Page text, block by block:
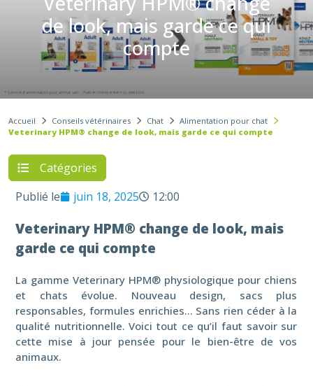
de look, mais garde ce qui
compte
Accueil Conseils vétérinaires Chat
Alimentation pour chat
Veterinary HPM® change de look, mais garde ce qui compte
Catégories
Publié le
juin 18, 2025 12:00
Veterinary HPM® change de look, mais
garde ce qui compte
La gamme Veterinary HPM® physiologique pour chiens
et chats évolue. Nouveau design, sacs plus
responsables, formules enrichies… Sans rien céder à la
qualité nutritionnelle. Voici tout ce qu’il faut savoir sur
cette mise à jour pensée pour le bien-être de vos
animaux.